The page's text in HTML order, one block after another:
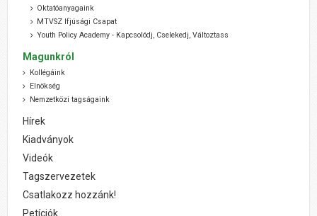
Oktatóanyagaink
MTVSZ Ifjúsági Csapat
Youth Policy Academy - Kapcsolódj, Cselekedj, Változtass
Magunkról
Kollégáink
Elnökség
Nemzetközi tagságaink
Hírek
Kiadványok
Videók
Tagszervezetek
Csatlakozz hozzánk!
Petíciók